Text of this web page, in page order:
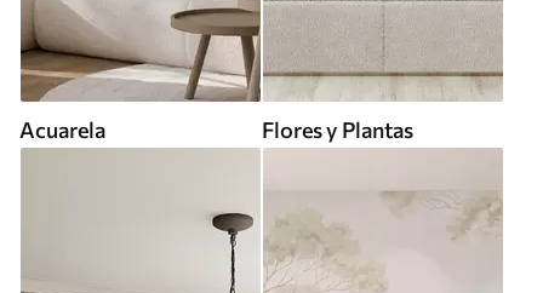
Acuarela Flores y Plantas